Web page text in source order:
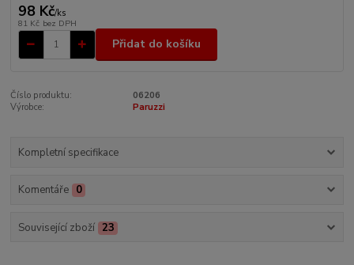
98 Kč/ks
81 Kč bez DPH
Přidat do košíku
Číslo produktu:
06206
Výrobce:
Paruzzi
Kompletní specifikace
Komentáře 0
Související zboží 23